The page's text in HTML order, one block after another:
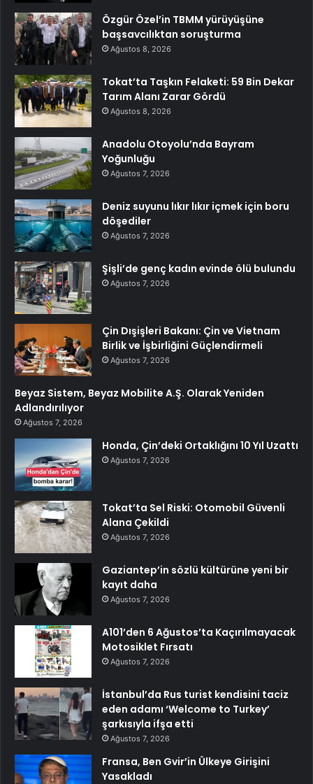
Özgür Özel’in TBMM yürüyüşüne
başsavcılıktan soruşturma
Ağustos 8, 2026
Tokat’ta Taşkın Felaketi: 59 Bin Dekar
Tarım Alanı Zarar Gördü
Ağustos 8, 2026
Anadolu Otoyolu’nda Bayram
Yoğunluğu
Ağustos 7, 2026
Deniz suyunu lıkır lıkır içmek için boru
döşediler
Ağustos 7, 2026
Şişli’de genç kadın evinde ölü bulundu
Ağustos 7, 2026
Çin Dışişleri Bakanı: Çin ve Vietnam
Birlik ve İşbirliğini Güçlendirmeli
Ağustos 7, 2026
Beyaz Sistem, Beyaz Mobilite A.Ş. Olarak Yeniden
Adlandırılıyor
Ağustos 7, 2026
Honda, Çin’deki Ortaklığını 10 Yıl Uzattı
Ağustos 7, 2026
Tokat’ta Sel Riski: Otomobil Güvenli
Alana Çekildi
Ağustos 7, 2026
Gaziantep’in sözlü kültürüne yeni bir
kayıt daha
Ağustos 7, 2026
A101’den 6 Ağustos’ta Kaçırılmayacak
Motosiklet Fırsatı
Ağustos 7, 2026
İstanbul’da Rus turist kendisini taciz
eden adamı ‘Welcome to Turkey’
şarkısıyla ifşa etti
Ağustos 7, 2026
Fransa, Ben Gvir’in Ülkeye Girişini
Yasakladı